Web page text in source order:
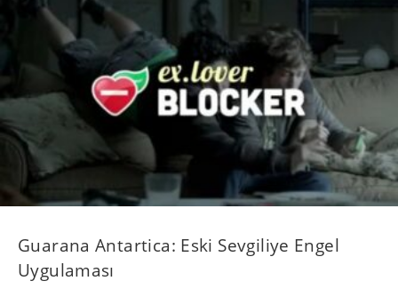
Guarana Antartica: Eski Sevgiliye Engel
Uygulaması